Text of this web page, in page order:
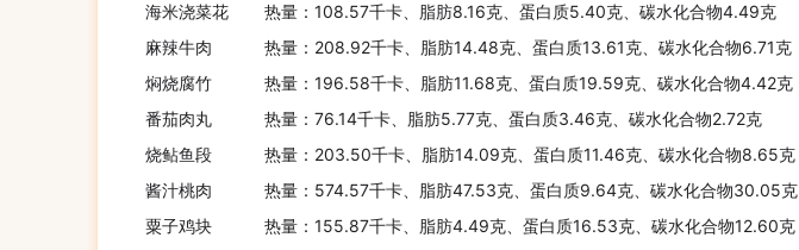
海米浇菜花
热量：108.57千卡、脂肪8.16克、蛋白质5.40克、碳水化合物4.49克
麻辣牛肉
热量：208.92千卡、脂肪14.48克、蛋白质13.61克、碳水化合物6.71克
焖烧腐竹
热量：196.58千卡、脂肪11.68克、蛋白质19.59克、碳水化合物4.42克
番茄肉丸
热量：76.14千卡、脂肪5.77克、蛋白质3.46克、碳水化合物2.72克
烧鲇鱼段
热量：203.50千卡、脂肪14.09克、蛋白质11.46克、碳水化合物8.65克
酱汁桃肉
热量：574.57千卡、脂肪47.53克、蛋白质9.64克、碳水化合物30.05克
粟子鸡块
热量：155.87千卡、脂肪4.49克、蛋白质16.53克、碳水化合物12.60克